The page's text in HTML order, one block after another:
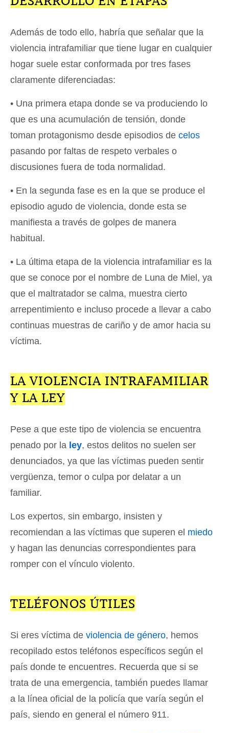
Además de todo ello, habría que señalar que la
violencia intrafamiliar que tiene lugar en cualquier
hogar suele estar conformada por tres fases
claramente diferenciadas:
• Una primera etapa donde se va produciendo lo
que es una acumulación de tensión, donde
toman protagonismo desde episodios de celos
pasando por faltas de respeto verbales o
discusiones fuera de toda normalidad.
• En la segunda fase es en la que se produce el
episodio agudo de violencia, donde esta se
manifiesta a través de golpes de manera
habitual.
• La última etapa de la violencia intrafamiliar es la
que se conoce por el nombre de Luna de Miel, ya
que el maltratador se calma, muestra cierto
arrepentimiento e incluso procede a llevar a cabo
continuas muestras de cariño y de amor hacia su
víctima.
LA VIOLENCIA INTRAFAMILIAR
Y LA LEY
Pese a que este tipo de violencia se encuentra
penado por la ley, estos delitos no suelen ser
denunciados, ya que las víctimas pueden sentir
vergüenza, temor o culpa por delatar a un
familiar.
Los expertos, sin embargo, insisten y
recomiendan a las víctimas que superen el miedo
y hagan las denuncias correspondientes para
romper con el vínculo violento.
TELÉFONOS ÚTILES
Si eres víctima de violencia de género, hemos
recopilado estos teléfonos específicos según el
país donde te encuentres. Recuerda que si se
trata de una emergencia, también puedes llamar
a la línea oficial de la policía que varía según el
país, siendo en general el número 911.